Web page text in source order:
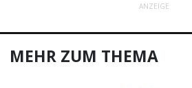
ANZEIGE
MEHR ZUM THEMA